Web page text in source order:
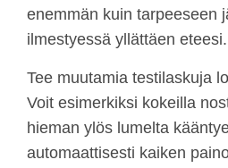
enemmän kuin tarpeeseen
ilmestyessä yllättäen eteesi.
Tee muutamia testilaskuja
Voit esimerkiksi kokeilla
hieman ylös lumelta
automaattisesti kaiken